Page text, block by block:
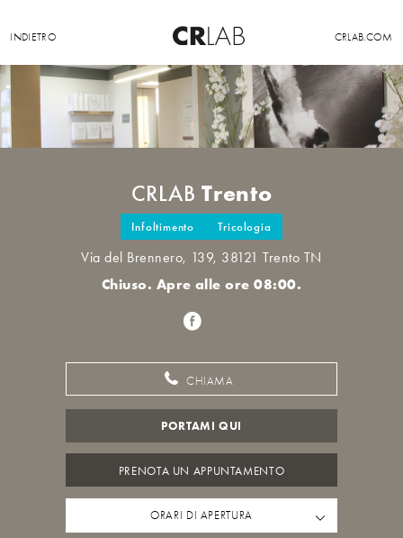
INDIETRO CRLAB.COM
CRLAB Trento
Infoltimento Tricologia
Via del Brennero, 139, 38121 Trento TN
Chiuso. Apre alle ore 08:00.
CHIAMA
PORTAMI QUI
PRENOTA UN APPUNTAMENTO
ORARI DI APERTURA